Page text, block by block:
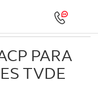
PARA
TVDE